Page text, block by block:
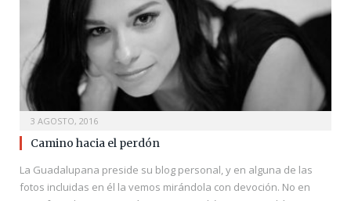
3 AGOSTO, 2016
Camino hacia el perdón
La Guadalupana preside su blog personal, y en alguna de las
fotos incluidas en él la vemos mirándola con devoción. No en